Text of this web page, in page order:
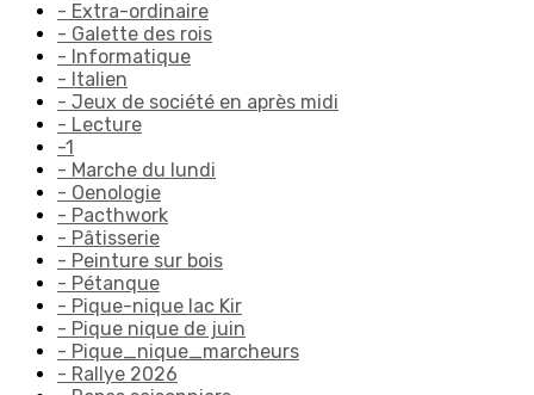
- Extra-ordinaire
- Galette des rois
- Informatique
- Italien
- Jeux de société en après midi
- Lecture
-1
- Marche du lundi
- Oenologie
- Pacthwork
- Pâtisserie
- Peinture sur bois
- Pétanque
- Pique-nique lac Kir
- Pique nique de juin
- Pique_nique_marcheurs
- Rallye 2026